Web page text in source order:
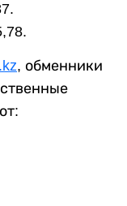
, обменники